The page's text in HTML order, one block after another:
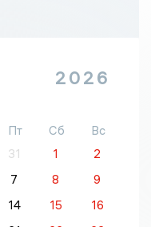
2026
Пт Сб
Вс
31 1
2
7 8
9
14 15
16